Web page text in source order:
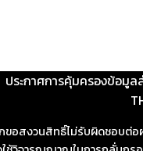
ประกาศการคุ้มครองข้อมูล
อสงวนสิทธิ์ไม่รับผิดชอบต่อ